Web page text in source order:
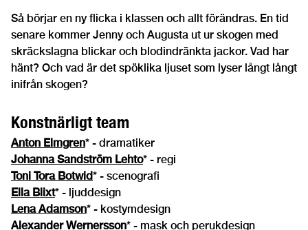
Så börjar en ny flicka i klassen och allt förändras. En tid
senare kommer Jenny och Augusta ut ur skogen med
skräckslagna blickar och blodindränkta jackor. Vad har
hänt? Och vad är det spöklika ljuset som lyser långt långt
inifrån skogen?
Konstnärligt team
Anton Elmgren* - dramatiker
Johanna Sandström Lehto* - regi
Toni Tora Botwid* - scenografi
Ella Blixt* - ljuddesign
Lena Adamson* - kostymdesign
Alexander Wernersson* - mask och perukdesign